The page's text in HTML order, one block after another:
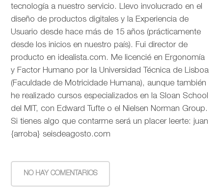
tecnología a nuestro servicio. Llevo involucrado en el
diseño de productos digitales y la Experiencia de
Usuario desde hace más de 15 años (prácticamente
desde los inicios en nuestro país). Fui director de
producto en idealista.com. Me licencié en Ergonomía
y Factor Humano por la Universidad Técnica de Lisboa
(Faculdade de Motricidade Humana), aunque también
he realizado cursos especializados en la Sloan School
del MIT, con Edward Tufte o el Nielsen Norman Group.
Si tienes algo que contarme será un placer leerte: juan
{arroba} seisdeagosto.com
NO HAY COMENTARIOS